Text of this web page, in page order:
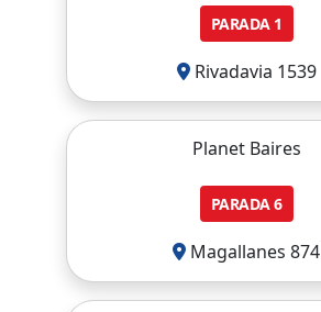
PARADA1
Rivadavia 1539
Planet Baires
PARADA6
Magallanes 874